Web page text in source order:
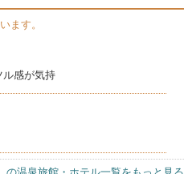
ます。
ル感が気持